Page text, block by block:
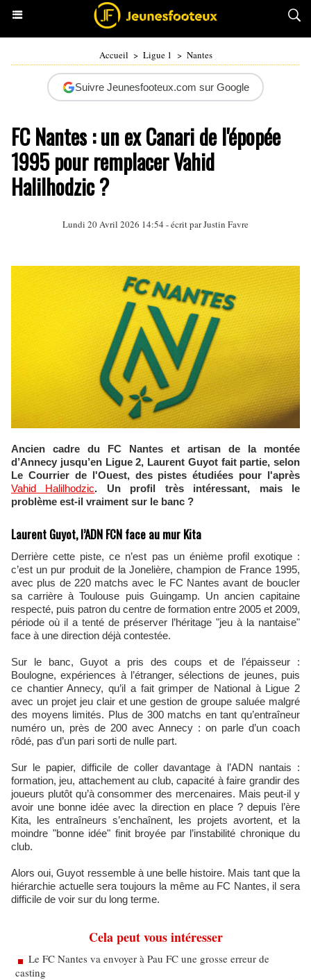
Accueil > Ligue 1 > Nantes
Suivre Jeunesfooteux.com sur Google
FC Nantes : un ex Canari de l'épopée
1995 pour remplacer Vahid
Halilhodzic ?
Lundi 20 Avril 2026 14:54 - écrit parJustin Favre
Ancien cadre du FC Nantes et artisan de la montée
d’Annecy jusqu’en Ligue 2, Laurent Guyot fait partie, selon
Le Courrier de l'Ouest, des pistes étudiées pour l'après
Vahid Halilhodzic. Un profil très intéressant, mais le
problème est‑il vraiment sur le banc ?
Laurent Guyot, l’ADN FCN face au mur Kita
Derrière cette piste, ce n’est pas un énième profil exotique :
c’est un pur produit de la Jonelière, champion de France 1995,
avec plus de 220 matchs avec le FC Nantes avant de boucler
sa carrière à Toulouse puis Guingamp. Un ancien capitaine
respecté, puis patron du centre de formation entre 2005 et 2009,
période où il a tenté de préserver l’héritage "jeu à la nantaise"
face à une direction déjà contestée.
Sur le banc, Guyot a pris des coups et de l’épaisseur :
Boulogne, expériences à l’étranger, sélections de jeunes, puis
ce chantier Annecy, qu’il a fait grimper de National à Ligue 2
avec un projet jeu clair et une gestion de groupe saluée malgré
des moyens limités. Plus de 300 matchs en tant qu’entraîneur
numéro un, près de 200 avec Annecy : on parle d’un coach
rôdé, pas d’un pari sorti de nulle part.
Sur le papier, difficile de coller davantage à l’ADN nantais :
formation, jeu, attachement au club, capacité à faire grandir des
joueurs plutôt qu’à consommer des mercenaires. Mais peut-il y
avoir une bonne idée avec la direction en place ? depuis l’ère
Kita, les entraîneurs s’enchaînent, les projets avortent, et la
moindre "bonne idée" finit broyée par l’instabilité chronique du
club.
Alors oui, Guyot ressemble à une belle histoire. Mais tant que la
hiérarchie actuelle sera toujours la même au FC Nantes, il sera
difficile de voir sur du long terme.
Cela peut vous intéresser
Le FC Nantes va envoyer à Pau FC une grosse erreur de
casting